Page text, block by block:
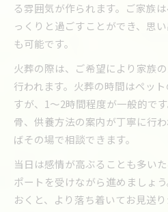
る雰囲気が作られます。ご家族
っくりと過ごすことができ、思
も可能です。
火葬の際は、ご希望により家族
行われます。火葬の時間はペッ
すが、1～2時間程度が一般的で
骨、供養方法の案内が丁寧に行
ばその場で相談できます。
当日は感情が高ぶることも多い
ポートを受けながら進めましょ
おくと、より落ち着いてお見送り